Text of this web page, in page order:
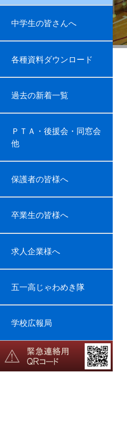
中学生の皆さんへ
各種資料ダウンロード
過去の新着一覧
ＰＴＡ・後援会・同窓会
他
保護者の皆様へ
卒業生の皆様へ
求人企業様へ
五一高じゃわめき隊
学校広報局